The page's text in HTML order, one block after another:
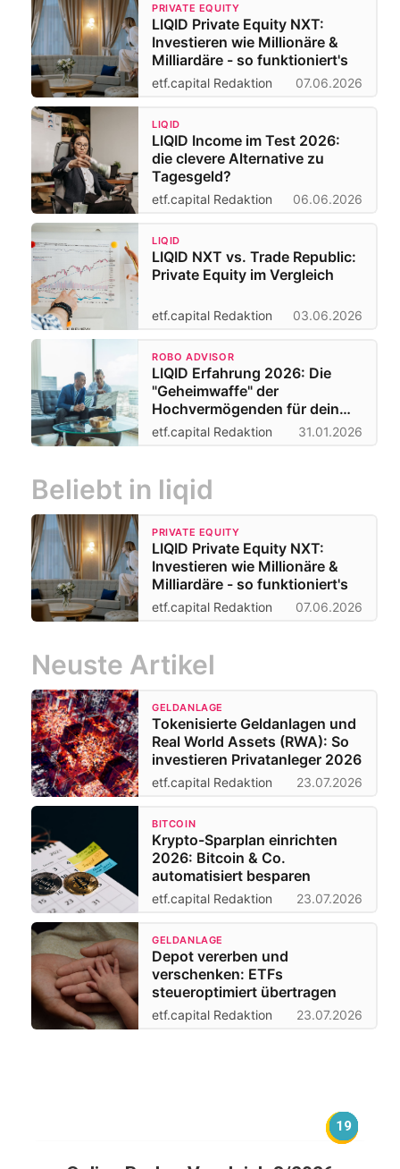
PRIVATE EQUITY
LIQID Private Equity NXT:
Investieren wie Millionäre &
Milliardäre - so funktioniert's
etf.capital Redaktion 07.06.2026
LIQID
LIQID Income im Test 2026:
die clevere Alternative zu
Tagesgeld?
etf.capital Redaktion 06.06.2026
LIQID
LIQID NXT vs. Trade Republic:
Private Equity im Vergleich
etf.capital Redaktion 03.06.2026
ROBO ADVISOR
LIQID Erfahrung 2026: Die
"Geheimwaffe" der
Hochvermögenden für dein
Depot?
etf.capital Redaktion 31.01.2026
Beliebt in liqid
PRIVATE EQUITY
LIQID Private Equity NXT:
Investieren wie Millionäre &
Milliardäre - so funktioniert's
etf.capital Redaktion 07.06.2026
Neuste Artikel
GELDANLAGE
Tokenisierte Geldanlagen und
Real World Assets (RWA): So
investieren Privatanleger 2026
etf.capital Redaktion 23.07.2026
BITCOIN
Krypto-Sparplan einrichten
2026: Bitcoin & Co.
automatisiert besparen
etf.capital Redaktion 23.07.2026
GELDANLAGE
Depot vererben und
verschenken: ETFs
steueroptimiert übertragen
etf.capital Redaktion 23.07.2026